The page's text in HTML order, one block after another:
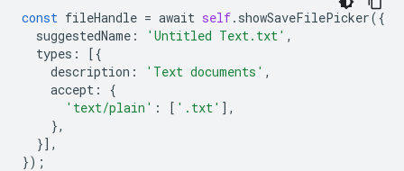
const fileHandle = await self. showSaveFilePicker({
suggestedName : 'Untitled Text.txt' ,
types :
[{
description : 'Text documents' ,
accept :
{
'text/plain' : [ '.txt' ],
},
}],
});